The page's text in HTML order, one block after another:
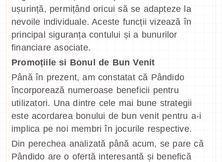
ușurință, permițând oricui să se adapteze la
nevoile individuale. Aceste funcții vizează în
principal siguranța contului și a bunurilor
financiare asociate.
Promoțiile si Bonul de Bun Venit
Până în prezent, am constatat că Pândido
încorporează numeroase beneficii pentru
utilizatori. Una dintre cele mai bune strategii
este acordarea bonului de bun venit pentru a-i
implica pe noi membri în jocurile respective.
Din perechea analizată până acum, se pare că
Pândido are o ofertă interesantă și benefică